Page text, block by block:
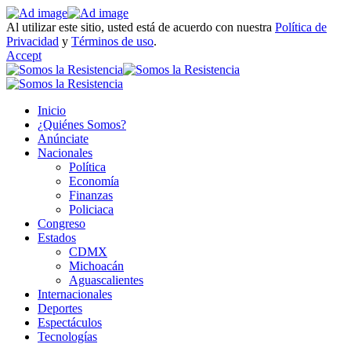
Al utilizar este sitio, usted está de acuerdo con nuestra Política de
Privacidad y Términos de uso.
Accept
Inicio
¿Quiénes Somos?
Anúnciate
Nacionales
Política
Economía
Finanzas
Policiaca
Congreso
Estados
CDMX
Michoacán
Aguascalientes
Internacionales
Deportes
Espectáculos
Tecnologías